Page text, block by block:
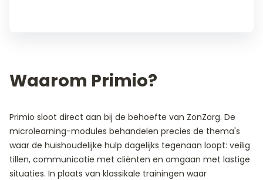
Waarom Primio?
Primio sloot direct aan bij de behoefte van ZonZorg. De
microlearning-modules behandelen precies de thema's
waar de huishoudelijke hulp dagelijks tegenaan loopt: veilig
tillen, communicatie met cliënten en omgaan met lastige
situaties. In plaats van klassikale trainingen waar